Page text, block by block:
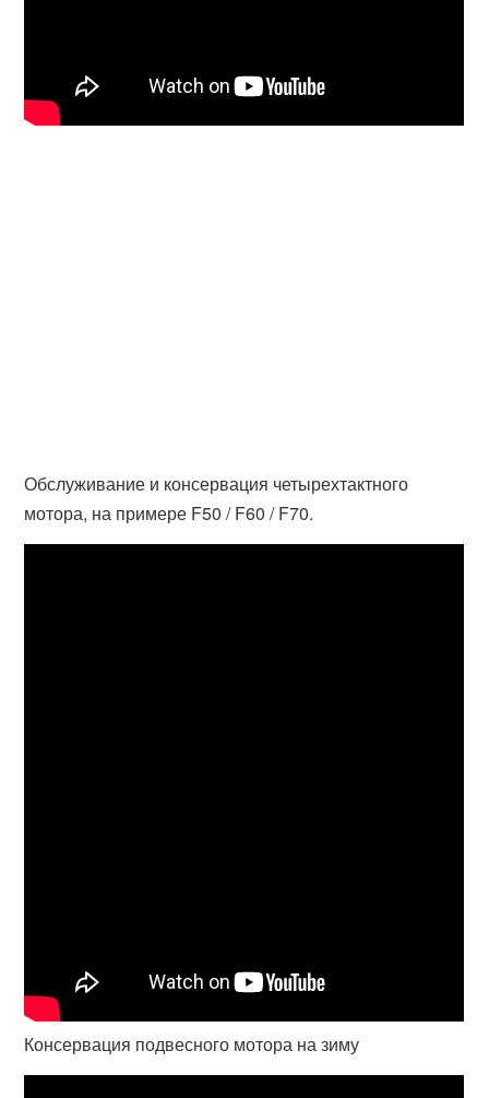
Обслуживание и консервация четырехтактного
мотора, на примере F50 / F60 / F70.
Консервация подвесного мотора на зиму